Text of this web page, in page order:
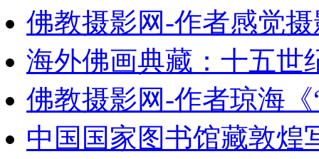
佛教摄影网-作者感觉
海外佛画典藏：十五世
佛教摄影网-作者琼海
中国国家图书馆藏敦煌